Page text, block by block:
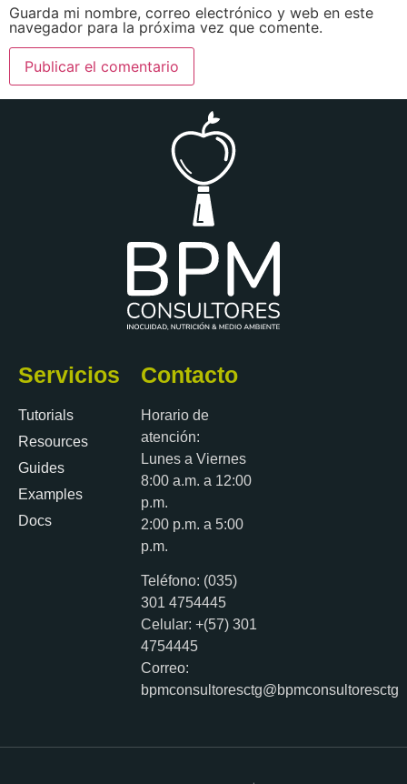
Guarda mi nombre, correo electrónico y web en este
navegador para la próxima vez que comente.
Servicios
Tutorials
Resources
Guides
Examples
Docs
Contacto
Horario de
atención:
Lunes a Viernes
8:00 a.m. a 12:00
p.m.
2:00 p.m. a 5:00
p.m.
Teléfono: (035)
301 4754445
Celular: +(57) 301
4754445
Correo:
bpmconsultoresctg@bpmconsultoresctg